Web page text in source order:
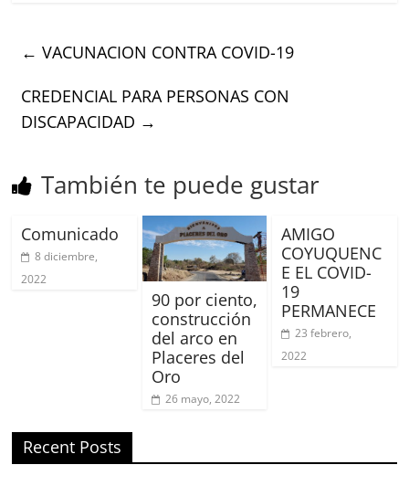
← VACUNACION CONTRA COVID-19
CREDENCIAL PARA PERSONAS CON
DISCAPACIDAD →
También te puede gustar
Comunicado
8 diciembre,
2022
90 por ciento,
construcción
del arco en
Placeres del
Oro
26 mayo, 2022
AMIGO
COYUQUENC
E EL COVID-
19
PERMANECE
23 febrero,
2022
Recent Posts